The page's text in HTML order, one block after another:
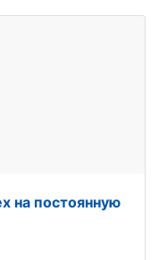
на постоянную